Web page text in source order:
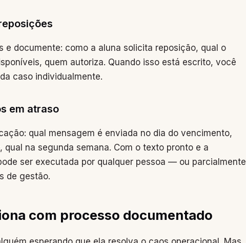
e documente: como a aluna solicita reposição, qual o
quem autoriza. Quando isso está escrito, você
caso individualmente.
em atraso
qual mensagem é enviada no dia do vencimento,
qual na segunda semana. Com o texto pronto e a
ser executada por qualquer pessoa — ou parcialmente
de gestão.
com processo documentado